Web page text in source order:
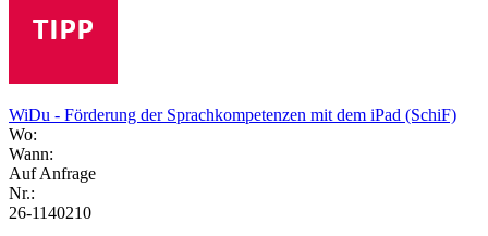
WiDu - Förderung der Sprachkompetenzen mit dem iPad (SchiF)
Wo:
Wann:
Auf Anfrage
Nr.:
26-1140210